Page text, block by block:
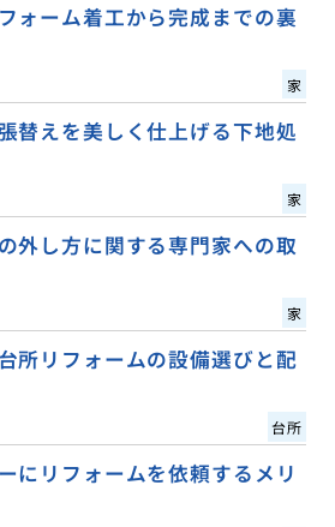
ォーム着工から完成までの裏
家
替えを美しく仕上げる下地処
家
外し方に関する専門家への取
家
所リフォームの設備選びと配
台所
にリフォームを依頼するメリ